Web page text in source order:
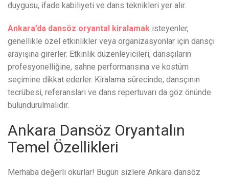
duygusu, ifade kabiliyeti ve dans teknikleri yer alır.
Ankara’da dansöz oryantal kiralamak isteyenler,
genellikle özel etkinlikler veya organizasyonlar için dansçı
arayışına girerler. Etkinlik düzenleyicileri, dansçıların
profesyonelliğine, sahne performansına ve kostüm
seçimine dikkat ederler. Kiralama sürecinde, dansçının
tecrübesi, referansları ve dans repertuvarı da göz önünde
bulundurulmalıdır.
Ankara Dansöz Oryantalın
Temel Özellikleri
Merhaba değerli okurlar! Bugün sizlere Ankara dansöz